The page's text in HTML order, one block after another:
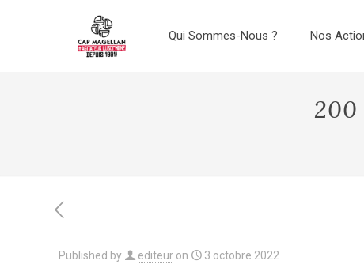
Qui Sommes-Nous ? Nos
200
Published by editeur on 3 octobre 2022